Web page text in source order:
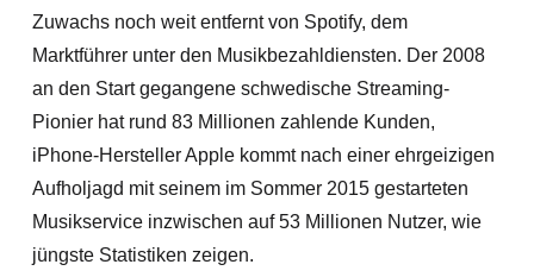
Zuwachs noch weit entfernt von Spotify, dem
Marktführer unter den Musikbezahldiensten. Der 2008
an den Start gegangene schwedische Streaming-
Pionier hat rund 83 Millionen zahlende Kunden,
iPhone-Hersteller Apple kommt nach einer ehrgeizigen
Aufholjagd mit seinem im Sommer 2015 gestarteten
Musikservice inzwischen auf 53 Millionen Nutzer, wie
jüngste Statistiken zeigen.